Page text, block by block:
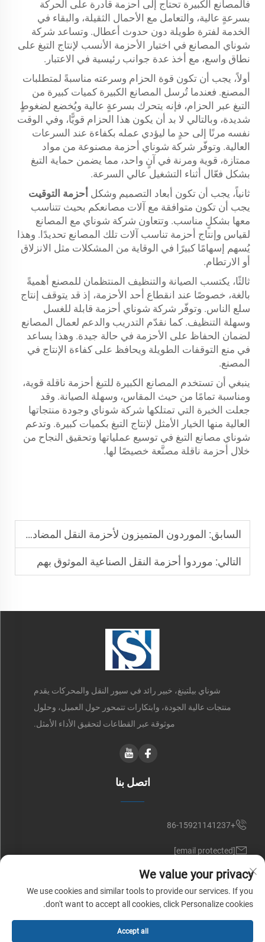
فالمصانع الكبيرة تحتاج إلى أحزمة قادرة على الحركة
بسرعةٍ عالية، والتعامل مع الأحمال الثقيلة، والبقاء في
الخدمة لفترة طويلة دون حدوث أعطال. وتساعد شركة
شوناي المصانع في اختيار الأحزمة الأنسب لإنتاج التبغ على
نطاق واسع، مع أخذ عدة جوانب رئيسية في الاعتبار.
أولاً، يجب أن تكون قوة الحزام وسرعته مناسبةً لمتطلبات
المصنع. فعندما تُرسل المصانع الكبيرة كميات كبيرة من
التبغ عبر الحزام، فإنه يتحرك بسرعةٍ عالية ويُخضع لضغوطٍ
شديدة، وبالتالي لا بد أن يكون هذا الحزام قويًّا، وفي الوقت
نفسه مرنًا إلى حدٍ ما ليؤدي عمله بكفاءة عند السرعات
العالية. وتوفّر شركة شوناي أحزمة مصنوعة من مواد
ممتازة، قوية ومرنة في آنٍ واحد، مما يضمن حماية التبغ
بشكل فعّال أثناء التشغيل عالي السرعة.
ثانياً، يجب أن تكون أبعاد التصميم وشكل أحزمة التوقيت
يجب أن تكون متوافقة مع آلات مصانعكم بحيث تتناسب
معها بشكلٍ مناسب. وتتعاون شركة شوناي مع المصانع
لقياس وإنتاج أحزمة تناسب آلات تلك المصانع تحديدًا. وهذا
يُسهم إسهامًا كبيرًا في الوقاية من المشكلات مثل الانزلاق
أو الارتطام.
ثالثًا، يكتسب الصيانة والتنظيف المنتظمان للمصنع أهميةً
بالغة، خصوصًا عند انقطاع أحد الأحزمة، إذ قد يتوقف إنتاج
سلع الناس. وتوفّر شركة شوناي أحزمة قابلة للغسل
وسهلة التنظيف. كما نقدّم التدريب والدعم لعمال المصانع
لضمان الحفاظ على الأحزمة في حالة جيدة. وهذا يساعد
في منع التوقفات الطويلة ويحافظ على كفاءة الإنتاج في
المصنع.
ينبغي أن تستخدم المصانع الكبيرة للتبغ أحزمة ناقلة قوية،
ومناسبة تمامًا من حيث المقاس، وسهلة الصيانة. وقد
جعلت الخبرة التي تمتلكها شركة شوناي وجودة منتجاتها
العالية منها الخيار الأمثل لإنتاج التبغ بكميات كبيرة. وتدعم
شوناي مصانع التبغ في توسيع عملياتها وتحقيق النجاح من
خلال أحزمة ناقلة مصنَّعة خصيصًا لها.
السابق: الموردون المتميزون لأحزمة النقل المضادة للالتصاق للمخابز
التالي: موردوا أحزمة النقل الصناعية الموثوق بهم
شوناي بيلتينغ، خبير رائد في سيور النقل والمحركات يقدم
منتجات عالية الجودة، وابتكارات تتمحور حول العميل، وحلول
موثوقة عبر القطاعات لتحقيق الأداء الأمثل.
اتصل بنا
+86-15921141237
[email protected]
RM 602, NO. 1509, CAOAN ROAD, SHANGHAI, CHINA
محفوظة |سياسة الخصوصية
We value your privacy
We use cookies and similar tools to provide our services. If you
don't want to accept all cookies, click Personalize cookies.
Accept all